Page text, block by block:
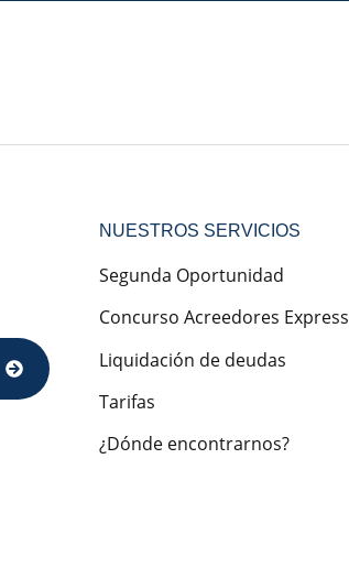
NUESTROS SERVICIOS
Segunda Oportunidad
Concurso Acreedores Express
Liquidación de deudas
Tarifas
¿Dónde encontrarnos?